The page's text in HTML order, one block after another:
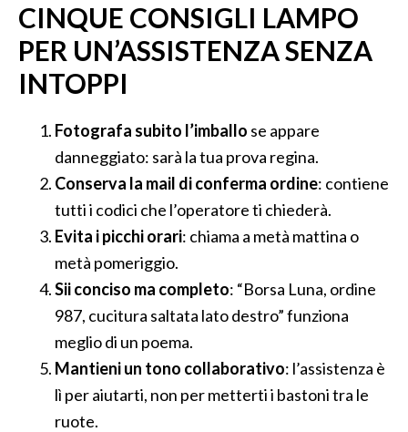
CINQUE CONSIGLI LAMPO
PER UN’ASSISTENZA SENZA
INTOPPI
Fotografa subito l’imballo se appare
danneggiato: sarà la tua prova regina.
Conserva la mail di conferma ordine: contiene
tutti i codici che l’operatore ti chiederà.
Evita i picchi orari: chiama a metà mattina o
metà pomeriggio.
Sii conciso ma completo: “Borsa Luna, ordine
987, cucitura saltata lato destro” funziona
meglio di un poema.
Mantieni un tono collaborativo: l’assistenza è
lì per aiutarti, non per metterti i bastoni tra le
ruote.